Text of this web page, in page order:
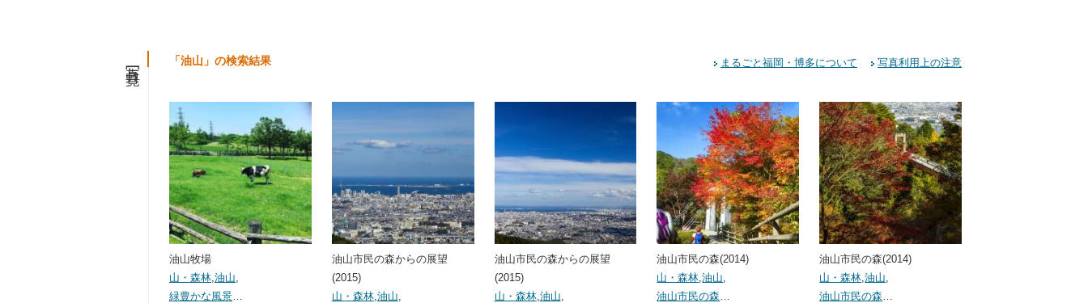
「油山」の検索結果 まるごと福岡・博多について 写真利用上の注意
油山牧場
山・森林 油山
緑豊かな風景
油山市民の森からの展望
(2015)
山・森林, 油山
油山市民の森からの展望
(2015)
山・森林, 油山
油山市民の森(2014)
山・森林 ,油山
油山市民の森
油山市民の森(2014)
山・森林 ,油山
油山市民の森